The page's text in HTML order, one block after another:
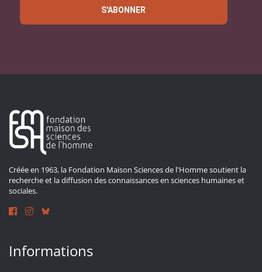
S'ABONNER
Créée en 1963, la Fondation Maison Sciences de l'Homme soutient la
recherche et la diffusion des connaissances en sciences humaines et
sociales.
Informations